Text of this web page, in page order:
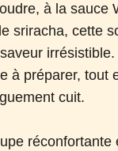
à la sauce
sriracha, cette
à préparer, tout
cuit.
réconfortante